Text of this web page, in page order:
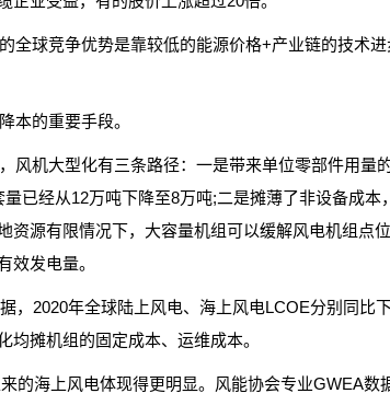
全球竞争优势是靠较低的能源价格+产业链的技术
本的重要手段。
风机大型化有三条路径：一是带来单位零部件用量
量已经从12万吨下降至8万吨;二是摊薄了非设备成
资源有限情况下，大容量机组可以缓解风电机组点
效发电量。
，2020年全球陆上风电、海上风电LCOE分别同比
均摊机组的固定成本、运维成本。
的海上风电体现得更明显。风能协会专业GWEA数